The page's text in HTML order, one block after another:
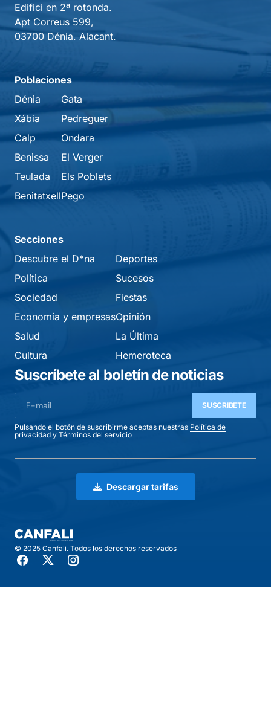
Edifici en 2ª rotonda.
Apt Correus 599,
03700 Dénia. Alacant.
Poblaciones
Dénia
Xábia
Calp
Benissa
Teulada
Benitatxell
Gata
Pedreguer
Ondara
El Verger
Els Poblets
Pego
Secciones
Descubre el D*na
Política
Sociedad
Economía y empresas
Salud
Cultura
Deportes
Sucesos
Fiestas
Opinión
La Última
Hemeroteca
Suscríbete al boletín de noticias
SUSCRIBETE
Pulsando el botón de suscribirme aceptas nuestras Política de
privacidad y Términos del servicio
Descargar tarifas
© 2025 Canfali. Todos los derechos reservados